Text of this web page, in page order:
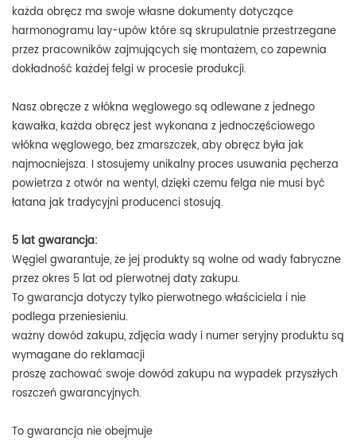
każda obręcz ma swoje własne dokumenty dotyczące
harmonogramu lay-upów które są skrupulatnie przestrzegane
przez pracowników zajmujących się montażem, co zapewnia
dokładność każdej felgi w procesie produkcji.
Nasz obręcze z włókna węglowego są odlewane z jednego
kawałka, każda obręcz jest wykonana z jednoczęściowego
włókna węglowego, bez zmarszczek, aby obręcz była jak
najmocniejsza. I stosujemy unikalny proces usuwania pęcherza
powietrza z otwór na wentyl, dzięki czemu felga nie musi być
łatana jak tradycyjni producenci stosują.
5 lat gwarancja:
Węgiel gwarantuje, że jej produkty są wolne od wady fabryczne
przez okres 5 lat od pierwotnej daty zakupu.
To gwarancja dotyczy tylko pierwotnego właściciela i nie
podlega przeniesieniu.
ważny dowód zakupu, zdjęcia wady i numer seryjny produktu są
wymagane do reklamacji
proszę zachować swoje dowód zakupu na wypadek przyszłych
roszczeń gwarancyjnych.
To gwarancja nie obejmuje